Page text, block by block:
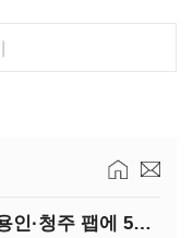
SK하이닉스 “AI 수요 대응”…용인·청주 팹에 54조 투자